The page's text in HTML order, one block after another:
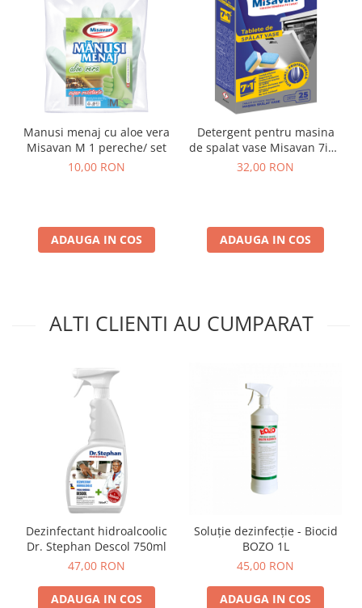
Manusi menaj cu aloe vera
Misavan M 1 pereche/ set
10,00 RON
ADAUGA IN COS
Detergent pentru masina
de spalat vase Misavan 7in1
25 tablete
32,00 RON
ADAUGA IN COS
ALTI CLIENTI AU CUMPARAT
Dezinfectant hidroalcoolic
Dr. Stephan Descol 750ml
47,00 RON
ADAUGA IN COS
Soluție dezinfecție - Biocid
BOZO 1L
45,00 RON
ADAUGA IN COS